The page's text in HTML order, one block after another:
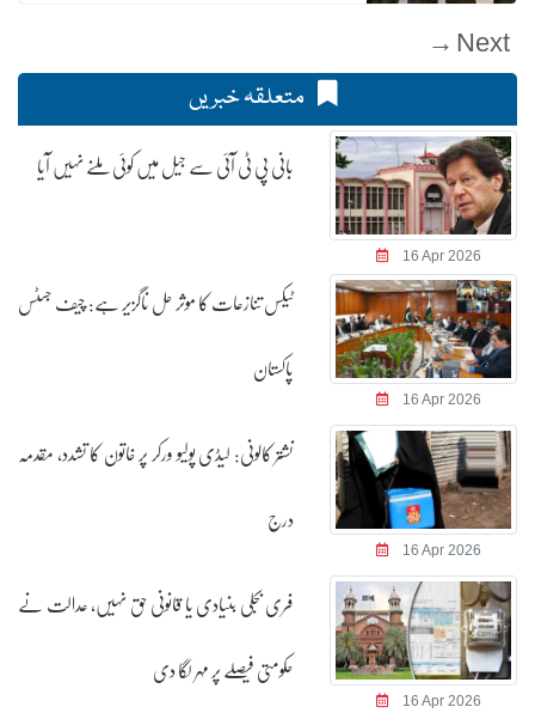
Next →
متعلقہ خبریں
16 Apr 2026
بانی پی ٹی آئی سے جیل میں کوئی ملنے نہیں آیا
16 Apr 2026
ٹیکس تنازعات کا موثر حل ناگزیر ہے: چیف جسٹس
پاکستان
16 Apr 2026
نشتر کالونی: لیڈی پولیو ورکر پر خاتون کا تشدد، مقدمہ
درج
16 Apr 2026
فری بجلی بنیادی یا قانونی حق نہیں، عدالت نے
حکومتی فیصلے پر مہر لگا دی